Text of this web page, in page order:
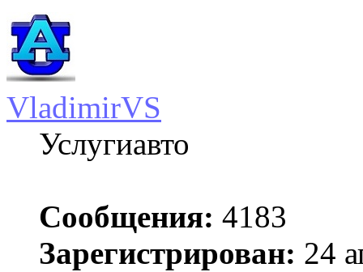
VladimirVS
Услугиавто
Сообщения: 4183
Зарегистрирован: 24